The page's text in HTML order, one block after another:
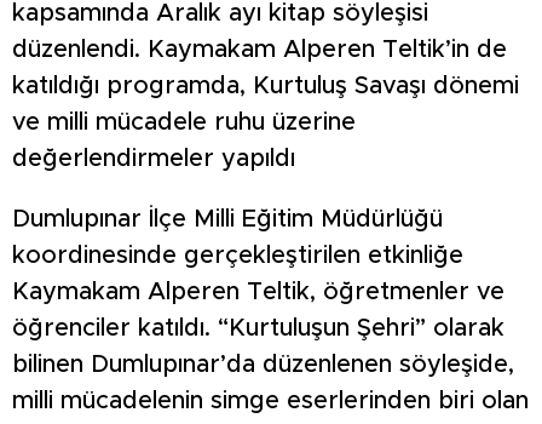
kapsamında Aralık ayı kitap söyleşisi
düzenlendi. Kaymakam Alperen Teltik’in de
katıldığı programda, Kurtuluş Savaşı dönemi
ve milli mücadele ruhu üzerine
değerlendirmeler yapıldı
Dumlupınar İlçe Milli Eğitim Müdürlüğü
koordinesinde gerçekleştirilen etkinliğe
Kaymakam Alperen Teltik, öğretmenler ve
öğrenciler katıldı. “Kurtuluşun Şehri” olarak
bilinen Dumlupınar’da düzenlenen söyleşide,
milli mücadelenin simge eserlerinden biri olan